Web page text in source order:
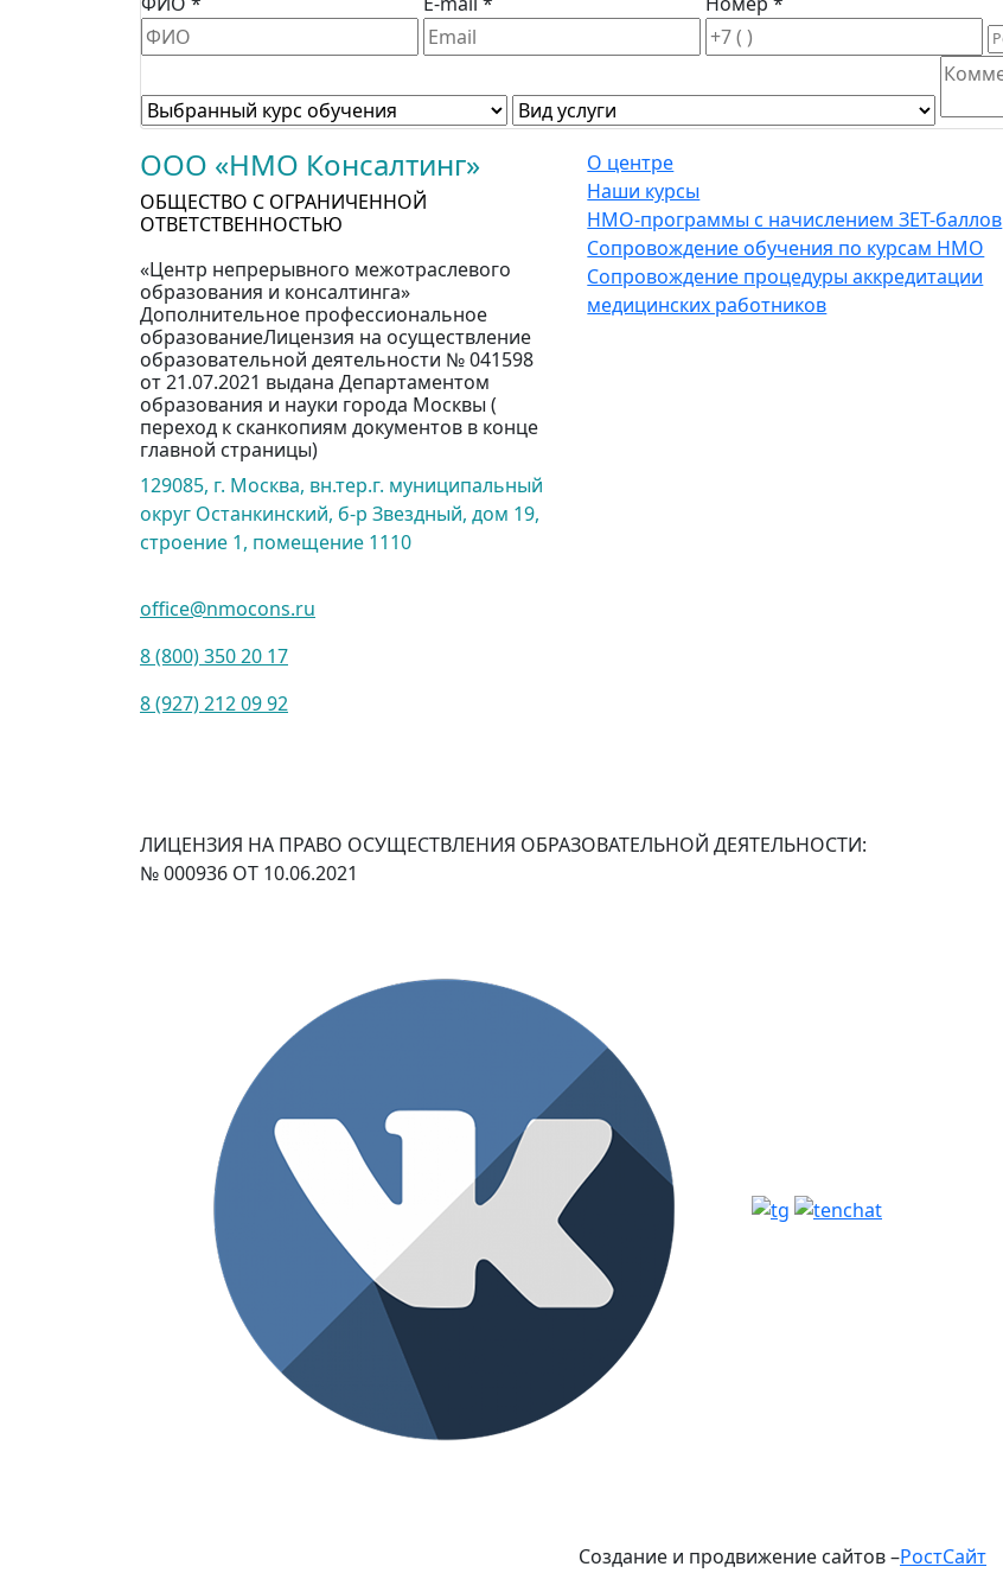
ООО «НМО Консалтинг»
ОБЩЕСТВО С ОГРАНИЧЕННОЙ
ОТВЕТСТВЕННОСТЬЮ
«Центр непрерывного межотраслевого
образования и консалтинга»
Дополнительное профессиональное
образованиеЛицензия на осуществление
образовательной деятельности № 041598
от 21.07.2021 выдана Департаментом
образования и науки города Москвы (
переход к сканкопиям документов в конце
главной страницы)
129085, г. Москва, вн.тер.г. муниципальный
округ Останкинский, б-р Звездный, дом 19,
строение 1, помещение 1110
office@nmocons.ru
8 (800) 350 20 17
8 (927) 212 09 92
О центре
Наши курсы
НМО-программы с начислением ЗЕТ-баллов
Сопровождение обучения по курсам НМО
Сопровождение процедуры аккредитации
медицинских работников
ЛИЦЕНЗИЯ НА ПРАВО ОСУЩЕСТВЛЕНИЯ ОБРАЗОВАТЕЛЬНОЙ ДЕЯТЕЛЬНОСТИ:
№ 000936 ОТ 10.06.2021
Создание и продвижение сайтов –РостСайт